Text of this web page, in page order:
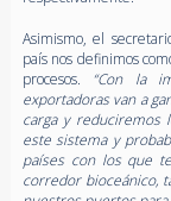
Asimismo, el
país nos definimos
procesos. “Con la
exportadoras van a
carga y reduciremos
este sistema y
países con los que
corredor bioceánico,